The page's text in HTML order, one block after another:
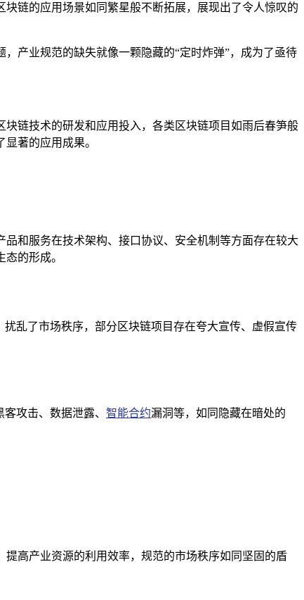
链的应用场景如同繁星般不断拓展，展现出了令人惊叹的
产业规范的缺失就像一颗隐藏的“定时炸弹”，成为了亟待
链技术的研发和应用投入，各类区块链项目如雨后春笋般
著的应用成果。
和服务在技术架构、接口协议、安全机制等方面存在较大
的形成。
乱了市场秩序，部分区块链项目存在夸大宣传、虚假宣传
攻击、数据泄露、 智能合约漏洞等，如同隐藏在暗处的
高产业资源的利用效率，规范的市场秩序如同坚固的盾